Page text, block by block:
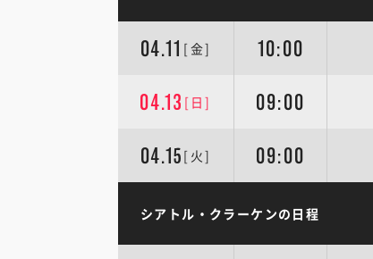
04.11 [金] 10:00
04.13 [日] 09:00
04.15 [火] 09:00
シアトル・クラーケンの日程